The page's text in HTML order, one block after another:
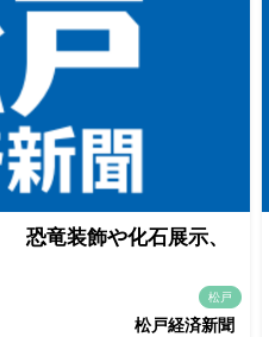
恐竜装飾や化石展示、
松戸
松戸経済新聞